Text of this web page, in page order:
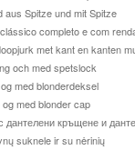
aus Spitze und mit Spitze
completo e com
met kant en kanten
och med spetslock
med blonderdeksel
med blonder cap
дантелени кръщене и
suknele ir su nėrinių